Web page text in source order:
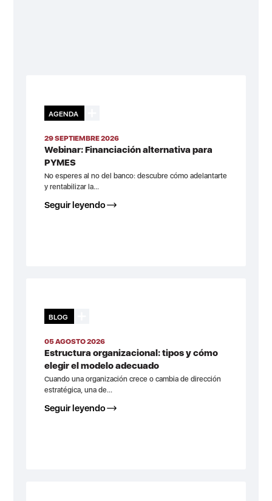
AGENDA
29 SEPTIEMBRE 2026
Webinar: Financiación alternativa para
PYMES
No esperes al no del banco: descubre cómo adelantarte
y rentabilizar la...
Seguir leyendo
BLOG
05 AGOSTO 2026
Estructura organizacional: tipos y cómo
elegir el modelo adecuado
Cuando una organización crece o cambia de dirección
estratégica, una de...
Seguir leyendo